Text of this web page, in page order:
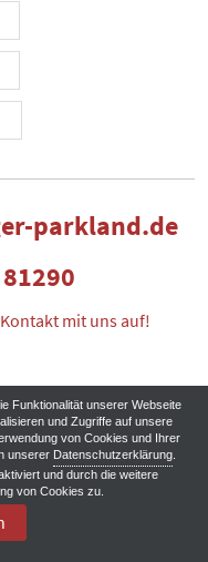
parkland.de
Kontakt mit uns auf!
Funktionalität unserer Webseite
und Zugriffe auf unsere
von Cookies und Ihrer
unserer Datenschutzerklärung
und durch die weitere
von Cookies zu.